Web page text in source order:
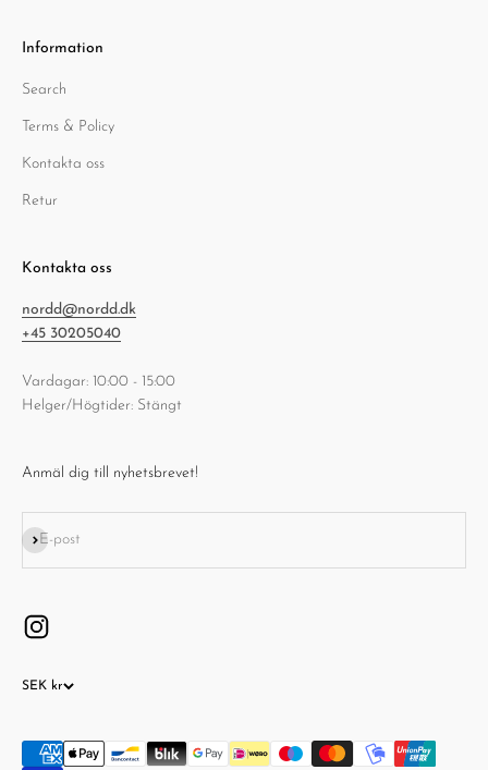
Information
Search
Terms & Policy
Kontakta oss
Retur
Kontakta oss
nordd@nordd.dk
+45 30205040
Vardagar: 10:00 - 15:00
Helger/Högtider: Stängt
Anmäl dig till nyhetsbrevet!
E-post
Prenumerera
SEK kr